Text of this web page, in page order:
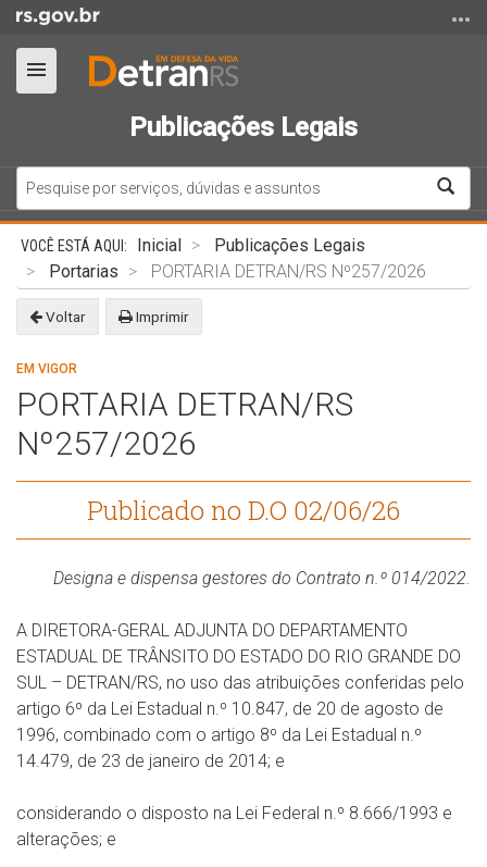
conteúdo
menu
Ir
para
busca
Alterna
a
Publicações Legais
Início
conteúdo
Inicial
Publicações Legais
Portarias
PORTARIA DETRAN/RS Nº257/2026
Voltar Imprimir
EM VIGOR
PORTARIA DETRAN/RS
Nº257/2026
Publicado no D.O 02/06/26
Designa e dispensa gestores do Contrato n.º 014/2022.
A DIRETORA-GERAL ADJUNTA DO DEPARTAMENTO
ESTADUAL DE TRÂNSITO DO ESTADO DO RIO GRANDE DO
SUL – DETRAN/RS, no uso das atribuições conferidas pelo
artigo 6º da Lei Estadual n.º 10.847, de 20 de agosto de
1996, combinado com o artigo 8º da Lei Estadual n.º
14.479, de 23 de janeiro de 2014; e
considerando o disposto na Lei Federal n.º 8.666/1993 e
alterações; e